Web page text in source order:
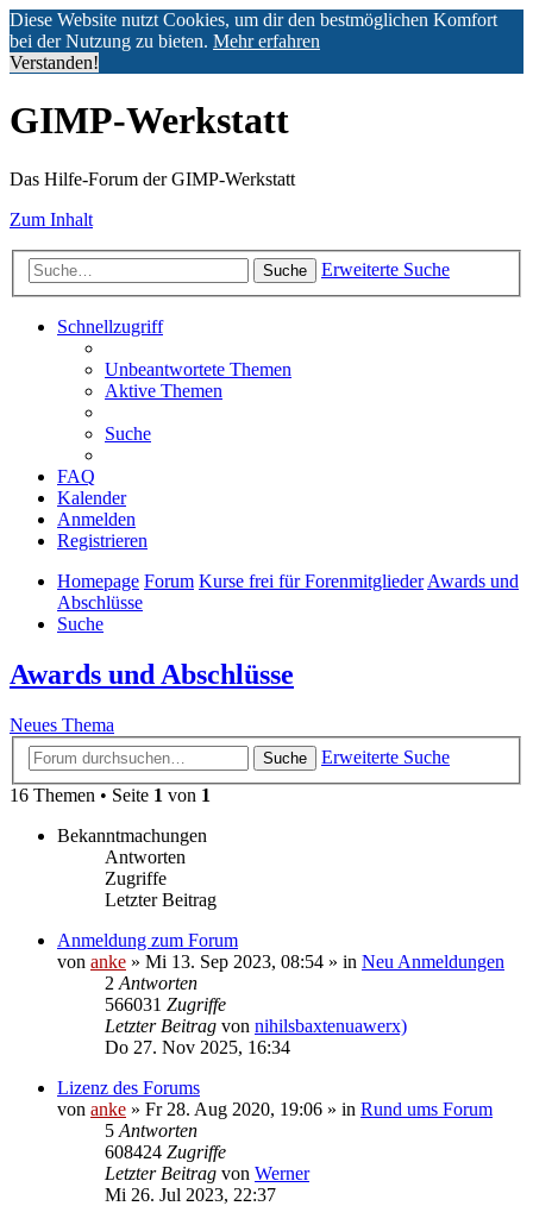
Diese Website nutzt Cookies, um dir den bestmöglichen Komfort
bei der Nutzung zu bieten. Mehr erfahren
Verstanden!
GIMP-Werkstatt
Das Hilfe-Forum der GIMP-Werkstatt
Zum Inhalt
Suche Erweiterte Suche
Schnellzugriff
Unbeantwortete Themen
Aktive Themen
Suche
FAQ
Kalender
Anmelden
Registrieren
Homepage Forum Kurse frei für ForenmitgliederAwards und
Abschlüsse
Suche
Awards und Abschlüsse
Neues Thema
Suche
Erweiterte Suche
16 Themen • Seite 1 von 1
Bekanntmachungen
Antworten
Zugriffe
Letzter Beitrag
Anmeldung zum Forum
von anke » Mi 13. Sep 2023, 08:54 » in Neu Anmeldungen
2 Antworten
566031 Zugriffe
Letzter Beitrag von nihilsbaxtenuawerx)
Do 27. Nov 2025, 16:34
Lizenz des Forums
von anke » Fr 28. Aug 2020, 19:06 » in Rund ums Forum
5 Antworten
608424 Zugriffe
Letzter Beitrag von Werner
Mi 26. Jul 2023, 22:37